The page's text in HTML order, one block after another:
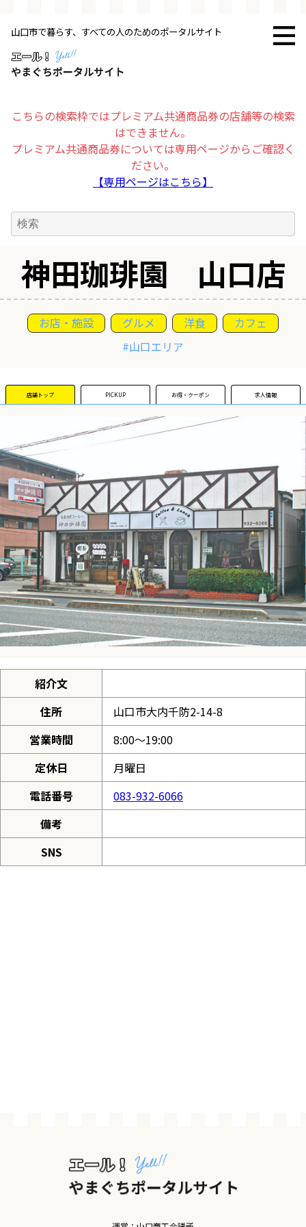
山口市で暮らす、すべての人のためのポータルサイト
こちらの検索枠ではプレミアム共通商品券の店舗等の検索
はできません。
プレミアム共通商品券については専用ページからご確認く
ださい。
【専用ページはこちら】
トップページ
その他
求人情報
お得
新規登録の事業者の皆様
すでにご登録済み事業者の皆様
イベント情報の掲載はこちら
神田珈琲園 山口店
お店・施設 グルメ 洋食
カフェ
#山口エリア
店舗トップ PICKUP お得・クーポン 求人情報
紹介文
住所
山口市大内千防2-14-8
営業時間
8:00～19:00
定休日
月曜日
電話番号
083-932-6066
備考
SNS